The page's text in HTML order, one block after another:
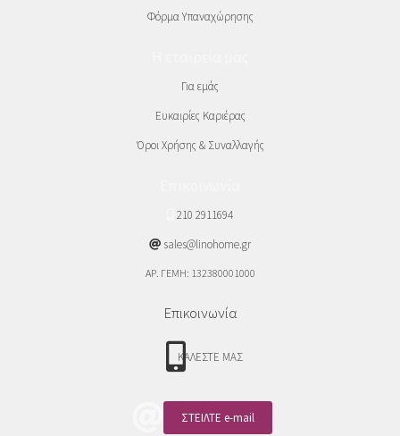
Φόρμα Υπαναχώρησης
Για εμάς
Ευκαιρίες Καριέρας
Όροι Χρήσης & Συναλλαγής
210 2911694
sales@linohome.gr
ΑΡ. ΓΕΜΗ: 132380001000
Επικοινωνία
ΚΑΛΕΣΤΕ ΜΑΣ
ΣΤΕΙΛΤΕ e-mail